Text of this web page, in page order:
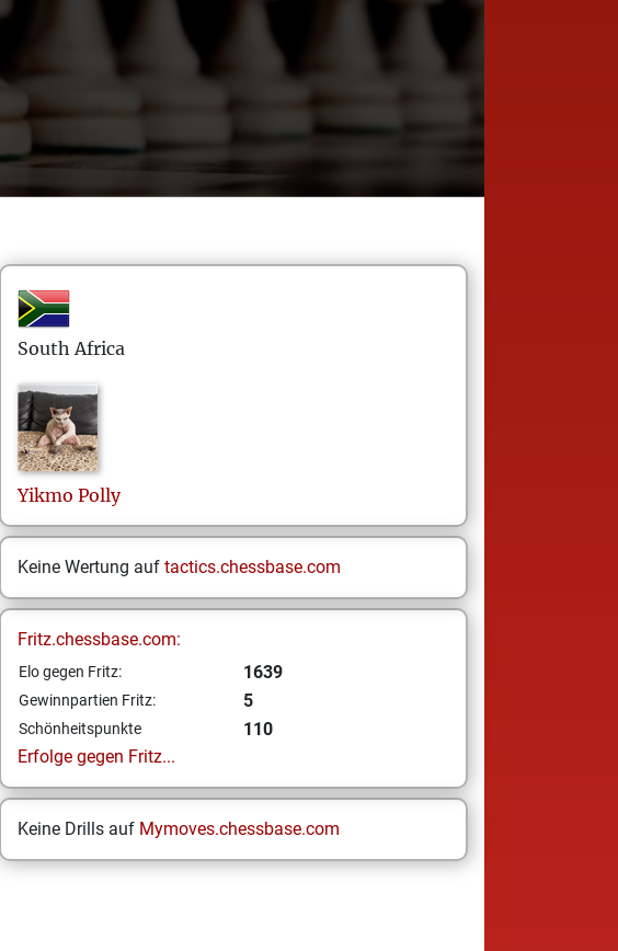
South Africa
Yikmo Polly
Keine Wertung auf tactics.chessbase.com
Fritz.chessbase.com:
Elo gegen Fritz: 1639
Gewinnpartien Fritz: 5
Schönheitspunkte
110
Erfolge gegen Fritz...
Keine Drills auf Mymoves.chessbase.com